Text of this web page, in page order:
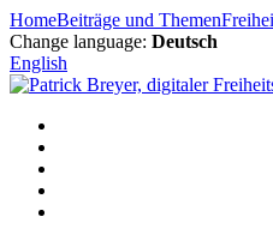
Zum
Inhalt
springen
HomeBeiträge und Themen
Change language: Deutsch
English